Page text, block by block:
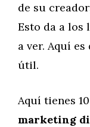
de su
Esto da a los
a ver. Aquí
útil.
Aquí tienes
marketing